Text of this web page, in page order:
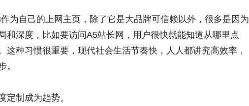
为自己的上网主页，除了它是大品牌可信赖以外，很多是因为
和深度，比如要访问A5站长网，用户很快就能知道从哪里点
这种习惯很重要，现代社会生活节奏快，人人都讲究高效率，
。
定制成为趋势。